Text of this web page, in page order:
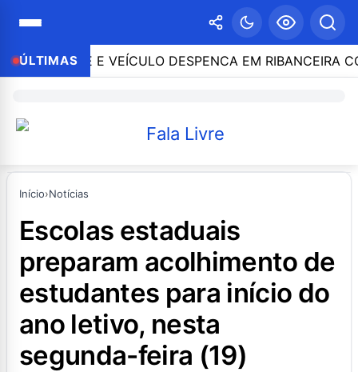
ÚLTIMASE VEÍCULO DESPENCA EM RIBANCEIRA COM
Início›Notícias
escolas estaduais
preparam acolhimento de
estudantes para início do
ano letivo, nesta
segunda-feira (19)